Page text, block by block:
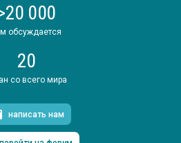
000
обсуждается
20
со всего мира
написать нам